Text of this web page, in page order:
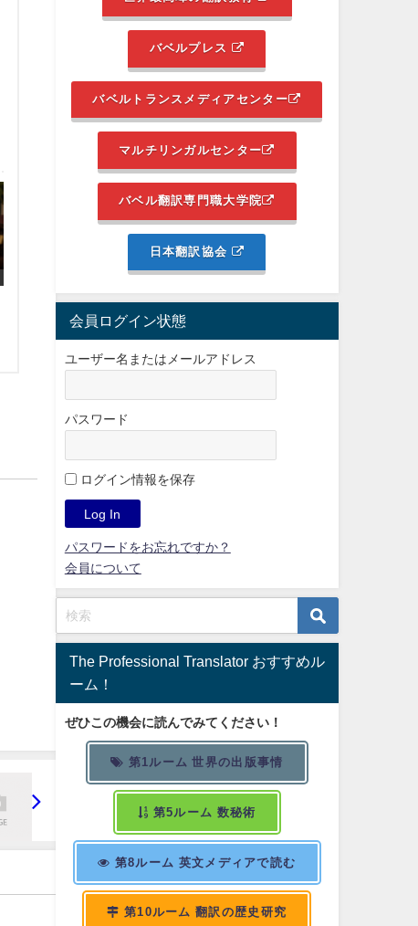
バベルプレス
バベルトランスメディアセンター
マルチリンガルセンター
バベル翻訳専門職大学院
日本翻訳協会
会員ログイン状態
ユーザー名またはメールアドレス
パスワード
ログイン情報を保存
パスワードをお忘れですか？
会員について
The Professional Translator おすすめル
ーム！
ぜひこの機会に読んでみてください！
第1ルーム 世界の出版事情
第5ルーム 数秘術
第8ルーム 英文メディアで読む
第10ルーム 翻訳の歴史研究